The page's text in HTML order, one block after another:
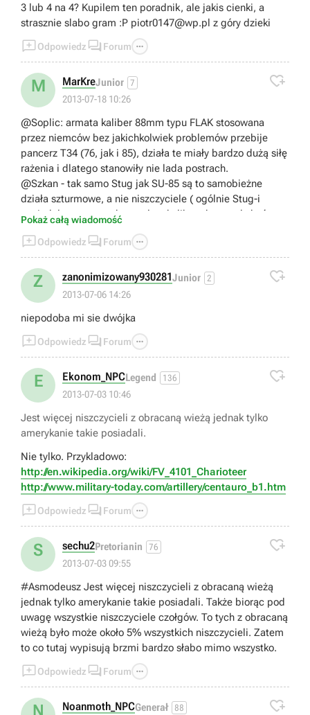
3 lub 4 na 4? Kupilem ten poradnik, ale jakis cienki, a
strasznie slabo gram :P piotr0147@wp.pl z góry dzieki
Odpowiedz  Forum 
M MarKreJunior 7
2013-07-18 10:26

@Soplic: armata kaliber 88mm typu FLAK stosowana
przez niemców bez jakichkolwiek problemów przebije
pancerz T34 (76, jak i 85), działa te miały bardzo dużą siłę
rażenia i dlatego stanowiły nie lada postrach.
@Szkan - tak samo Stug jak SU-85 są to samobieżne
działa szturmowe, a nie niszczyciele ( ogólnie Stug-i
posiadały armaty o zbyt małym kalibrze by mogły być
niszczycielami).
Pokaż całą wiadomość
Odpowiedz  Forum 
Z zanonimizowany930281Junior 2
2013-07-06 14:26

niepodoba mi sie dwójka
Odpowiedz  Forum 
E Ekonom_NPCLegend 136
2013-07-03 10:46

Jest więcej niszczycieli z obracaną wieżą jednak tylko
amerykanie takie posiadali.
Nie tylko. Przykladowo:
http://en.wikipedia.org/wiki/FV_4101_Charioteer
http://www.military-today.com/artillery/centauro_b1.htm
Odpowiedz  Forum 
S sechu2Pretorianin 76
2013-07-03 09:55

#Asmodeusz Jest więcej niszczycieli z obracaną wieżą
jednak tylko amerykanie takie posiadali. Także biorąc pod
uwagę wszystkie niszczyciele czołgów. To tych z obracaną
wieżą było może około 5% wszystkich niszczycieli. Zatem
to co tutaj wypisują brzmi bardzo słabo mimo wszystko.
Odpowiedz  Forum 
N Noanmoth_NPCGenerał 88 